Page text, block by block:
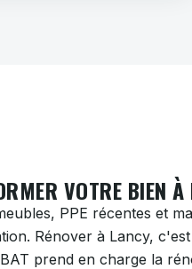
VOTRE BIEN
PPE récentes et
Rénover à Lancy,
prend en charge la